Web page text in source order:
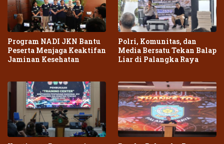
Program NADI JKN Bantu
Peserta Menjaga Keaktifan
Jaminan Kesehatan
Polri, Komunitas, dan
Media Bersatu Tekan Balap
Liar di Palangka Raya